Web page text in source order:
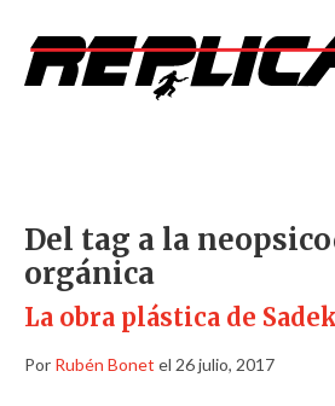
Del tag a la
orgánica
La obra plástica de
Por Rubén Bonet el 26 julio, 2017